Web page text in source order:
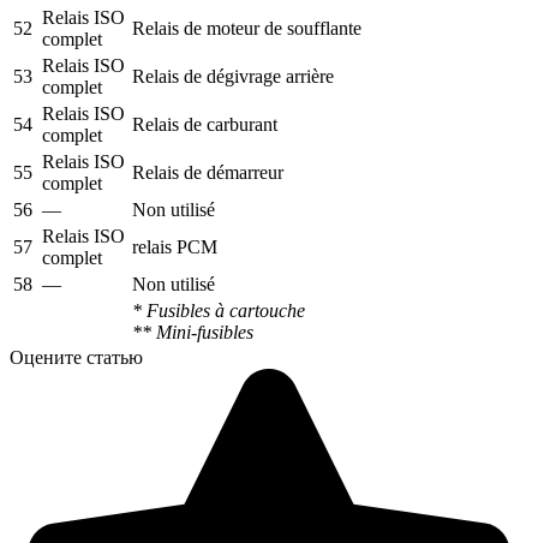
52
Relais ISO
complet
Relais de moteur de soufflante
53
Relais ISO
complet
Relais de dégivrage arrière
54
Relais ISO
complet
Relais de carburant
55
Relais ISO
complet
Relais de démarreur
56 —
Non utilisé
57
Relais ISO
complet
relais PCM
58 —
Non utilisé
* Fusibles à cartouche
** Mini-fusibles
Оцените статью